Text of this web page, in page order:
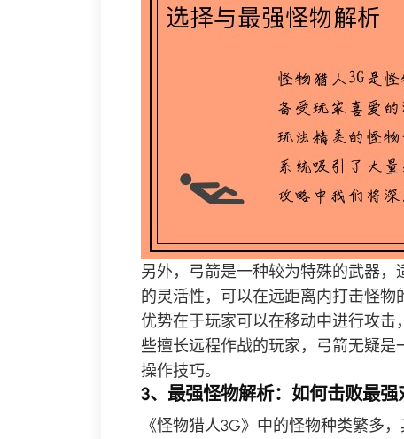
另外，弓箭是一种较为特殊的武器
的灵活性，可以在远距离内打击怪
优势在于玩家可以在移动中进行攻
些擅长远程作战的玩家，弓箭无疑
操作技巧。
3、最强怪物解析：如何击败最强
《怪物猎人3G》中的怪物种类繁多